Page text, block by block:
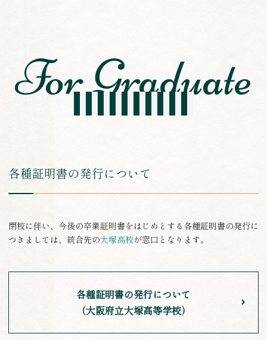
各種証明書の発行について
閉校に伴い、今後の卒業証明書をはじめとする各種証明書の発行に
つきましては、統合先の大塚高校が窓口となります。
各種証明書の発行について
（大阪府立大塚高等学校）